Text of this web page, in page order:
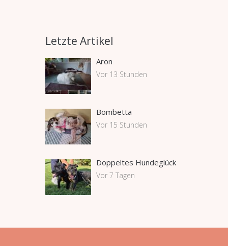
Letzte Artikel
Aron
Vor 13 Stunden
Bombetta
Vor 15 Stunden
Doppeltes Hundeglück
Vor 7 Tagen